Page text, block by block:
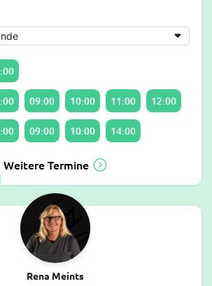
09:00 10:00 11:00 12:00
09:00 10:00 14:00
Weitere Termine
Rena Meints